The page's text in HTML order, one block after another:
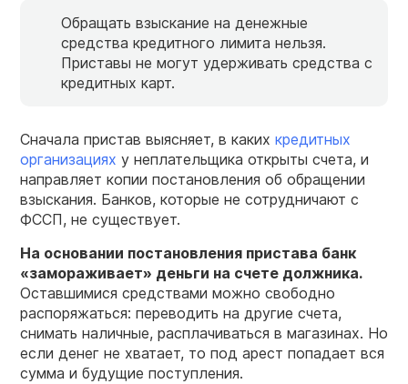
Обращать взыскание на денежные
средства кредитного лимита нельзя.
Приставы не могут удерживать средства с
кредитных карт.
Сначала пристав выясняет, в каких кредитных
организациях у неплательщика открыты счета, и
направляет копии постановления об обращении
взыскания. Банков, которые не сотрудничают с
ФССП, не существует.
На основании постановления пристава банк
«замораживает» деньги на счете должника.
Оставшимися средствами можно свободно
распоряжаться: переводить на другие счета,
снимать наличные, расплачиваться в магазинах. Но
если денег не хватает, то под арест попадает вся
сумма и будущие поступления.